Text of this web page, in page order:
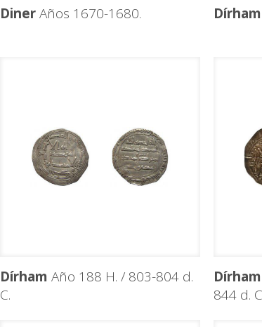
DinerAños 1670-1680. Dírham
Dírham Año 188 H. / 803-804 d.
C.
Dírham
844 d.